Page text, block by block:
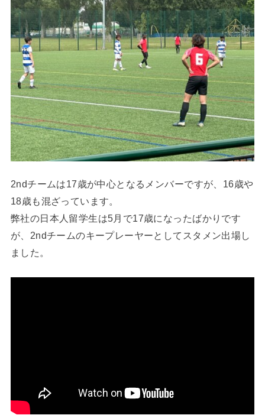
2ndチームは17歳が中心となるメンバーですが、16歳や
18歳も混ざっています。
弊社の日本人留学生は5月で17歳になったばかりです
が、2ndチームのキープレーヤーとしてスタメン出場し
ました。